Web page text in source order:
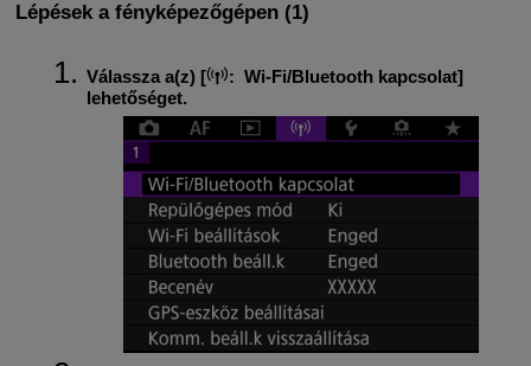
Lépések a fényképezőgépen (1)
Válassza a(z) [ : Wi-Fi/Bluetooth kapcsolat]
lehetőséget.